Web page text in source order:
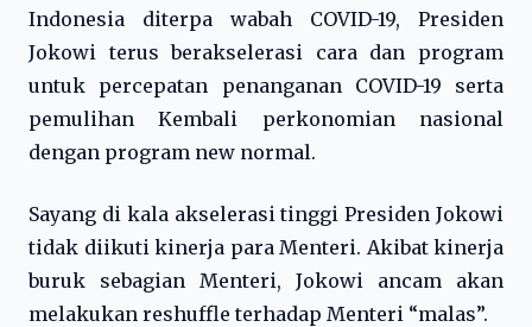
Indonesia diterpa wabah COVID-19, Presiden
Jokowi terus berakselerasi cara dan program
untuk percepatan penanganan COVID-19 serta
pemulihan Kembali perkonomian nasional
dengan program new normal.
Sayang di kala akselerasi tinggi Presiden Jokowi
tidak diikuti kinerja para Menteri. Akibat kinerja
buruk sebagian Menteri, Jokowi ancam akan
melakukan reshuffle terhadap Menteri “malas”.